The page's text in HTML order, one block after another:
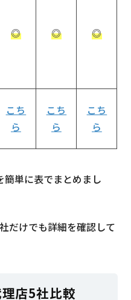
◎ ◎ ◎
こち
ら
こち
ら
こち
ら
単に表でまとめまし
だけでも詳細を確認して
店5社比較